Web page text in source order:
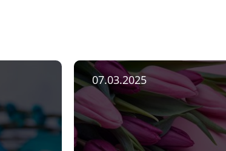
07.03.2025